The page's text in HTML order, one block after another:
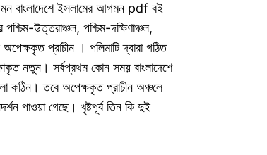
বাংলাদেশে ইসলামের আগমন pdf বই
উত্তরাঞ্চল, পশ্চিম-দক্ষিণাঞ্চল,
অপেক্ষকৃত প্রাচীন । পলিমাটি দ্বারা গঠিত
নতুন। সর্বপ্রথম কোন সময় বাংলাদেশে
কঠিন। তবে অপেক্ষকৃত প্রাচীন অঞ্চলে
পাওয়া গেছে। খৃষ্টপূর্ব তিন কি দুই